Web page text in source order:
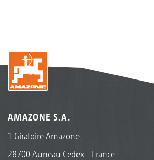
AMAZONE S.A.
1 Giratoire Amazone
28700 Auneau Cedex - France